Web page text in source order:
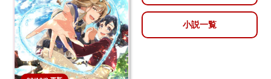
小説一覧